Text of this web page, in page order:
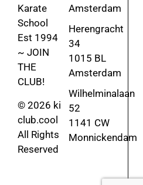
Karate
School
Est 1994
~ JOIN
THE
CLUB!
© 2026 ki
club.cool
All Rights
Reserved
Amsterdam
Herengracht
34
1015 BL
Amsterdam
Wilhelminalaan
52
1141 CW
Monnickendam